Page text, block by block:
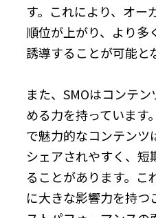
す。これにより、オー
順位が上がり、より多
誘導することが可能と
また、SMOはコンテ
める力を持っています
で魅力的なコンテンツ
シェアされやすく、
ることがあります。こ
に大きな影響力を持つ